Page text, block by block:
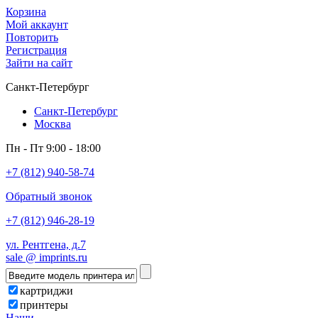
Корзина
Мой аккаунт
Повторить
Регистрация
Зайти на сайт
Санкт-Петербург
Санкт-Петербург
Москва
Пн - Пт 9:00 - 18:00
+7 (812) 940-58-74
Обратный звонок
+7 (812) 946-28-19
ул. Рентгена, д.7
sale @ imprints.ru
картриджи
принтеры